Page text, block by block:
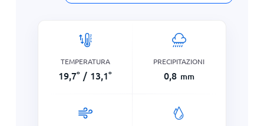
TEMPERATURA
19,7° / 13,1°
PRECIPITAZIONI
0,8 mm